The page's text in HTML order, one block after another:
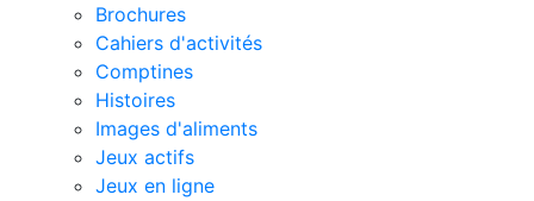
Brochures
Cahiers d'activités
Comptines
Histoires
Images d'aliments
Jeux actifs
Jeux en ligne